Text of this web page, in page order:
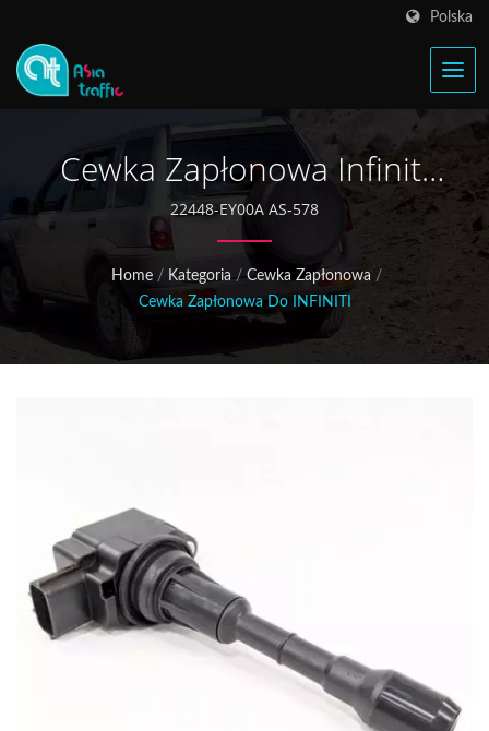
Polska
Cewka Zapłonowa Infiniti
EX37 22448-EY00A
22448-EY00A AS-578
Home / Kategoria / Cewka Zapłonowa /
Cewka Zapłonowa Do INFINITI